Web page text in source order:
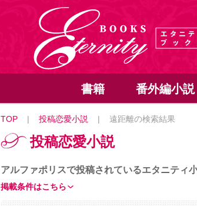
書籍 番外編小説
TOP | 投稿恋愛小説 | 遠距離の検索結果
投稿恋愛小説
アルファポリスで投稿されているエタニティ
掲載条件はこちら